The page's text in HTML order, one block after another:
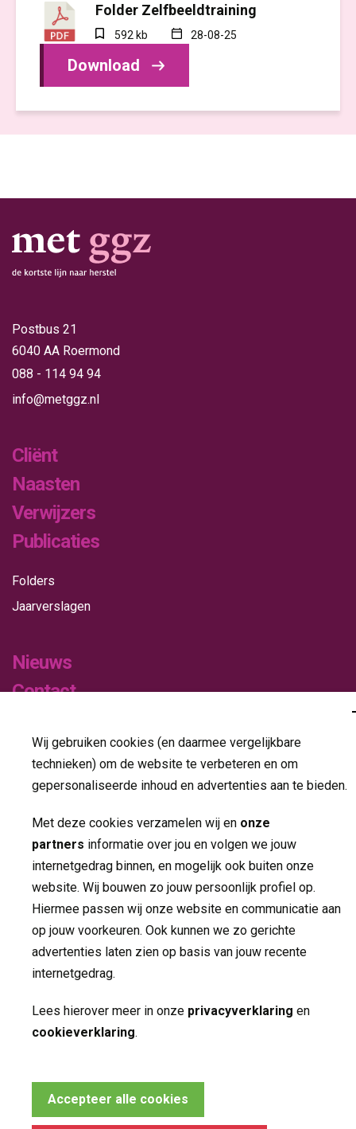
Wij gebruiken cookies (en daarmee vergelijkbare
technieken) om de website te verbeteren en om
gepersonaliseerde inhoud en advertenties aan te bieden.
Met deze cookies verzamelen wij en onze
partners informatie over jou en volgen we jouw
internetgedrag binnen, en mogelijk ook buiten onze
website. Wij bouwen zo jouw persoonlijk profiel op.
Hiermee passen wij onze website en communicatie aan
op jouw voorkeuren. Ook kunnen we zo gerichte
advertenties laten zien op basis van jouw recente
internetgedrag.
Lees hierover meer in onze privacyverklaring en
cookieverklaring.
Deze cookies zijn essentieel voor het functioneren van de
Accepteer alle cookies
Folder Zelfbeeldtraining
592 kb 28-08-25
Download
Postbus 21
6040 AA Roermond
088 - 114 94 94
info@metggz.nl
Cliënt
Naasten
Verwijzers
Publicaties
Folders
Jaarverslagen
Nieuws
Contact
Volg ons op
Privacy
Disclaimer
Made by ivengi